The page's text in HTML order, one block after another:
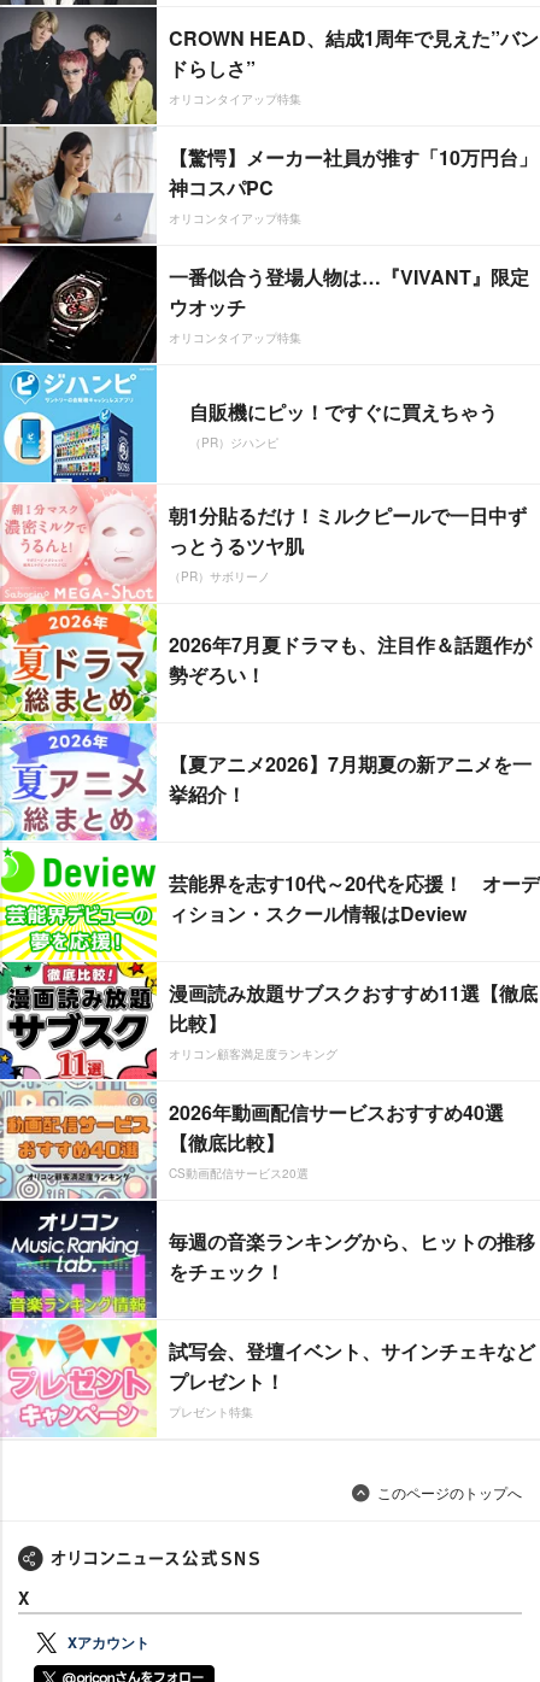
CROWN HEAD、結成1周年で見えた”バン
ドらしさ”
オリコンタイアップ特集
【驚愕】メーカー社員が推す「10万円台」
神コスパPC
オリコンタイアップ特集
一番似合う登場人物は…『VIVANT』限定
ウオッチ
オリコンタイアップ特集
自販機にピッ！ですぐに買えちゃう
（PR）ジハンピ
朝1分貼るだけ！ミルクピールで一日中ず
っとうるツヤ肌
（PR）サボリーノ
2026年7月夏ドラマも、注目作＆話題作が
勢ぞろい！
【夏アニメ2026】7月期夏の新アニメを一
挙紹介！
芸能界を志す10代～20代を応援！ オーデ
ィション・スクール情報はDeview
漫画読み放題サブスクおすすめ11選【徹底
比較】
オリコン顧客満足度ランキング
2026年動画配信サービスおすすめ40選
【徹底比較】
CS動画配信サービス20選
毎週の音楽ランキングから、ヒットの推移
をチェック！
試写会、登壇イベント、サインチェキなど
プレゼント！
プレゼント特集
このページのトップへ
X
Xアカウント